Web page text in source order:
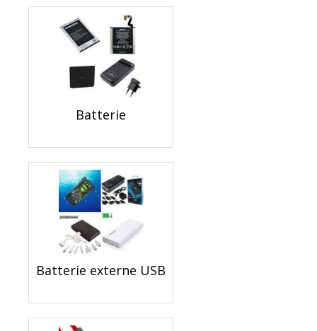
Batterie
Batterie externe USB